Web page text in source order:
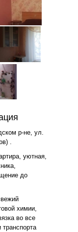
р-не, ул.
.
уютная,
до
химии,
во все